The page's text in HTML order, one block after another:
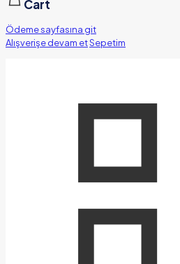
Cart
Ödeme sayfasına git
Alışverişe devam etSepetim